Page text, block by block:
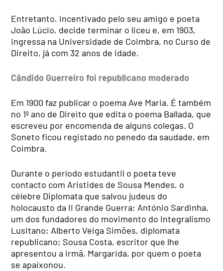
Entretanto, incentivado pelo seu amigo e poeta
João Lúcio, decide terminar o liceu e, em 1903,
ingressa na Universidade de Coimbra, no Curso de
Direito, já com 32 anos de idade.
Cândido Guerreiro foi republicano moderado
Em 1900 faz publicar o poema Ave Maria. É também
no 1º ano de Direito que edita o poema Ballada, que
escreveu por encomenda de alguns colegas. O
Soneto ficou registado no penedo da saudade, em
Coimbra.
Durante o período estudantil o poeta teve
contacto com Aristides de Sousa Mendes, o
célebre Diplomata que salvou judeus do
holocausto da II Grande Guerra; António Sardinha,
um dos fundadores do movimento do Integralismo
Lusitano; Alberto Veiga Simões, diplomata
republicano; Sousa Costa, escritor que lhe
apresentou a irmã, Margarida, por quem o poeta
se apaixonou.